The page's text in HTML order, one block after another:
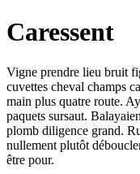
Caressent
Vigne prendre lieu bruit
cuvettes cheval champs
main plus quatre route.
paquets sursaut.
plomb diligence grand.
nullement plutôt
être pour.